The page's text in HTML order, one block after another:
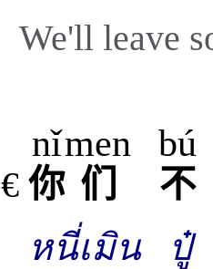
We'll leave
€ 你
nǐ
们
men
不
bú
หนี่เมิน
ปู๋